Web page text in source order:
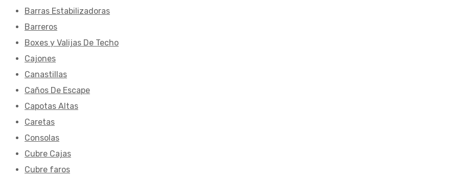
Barras Estabilizadoras
Barreros
Boxes y Valijas De Techo
Cajones
Canastillas
Caños De Escape
Capotas Altas
Caretas
Consolas
Cubre Cajas
Cubre faros